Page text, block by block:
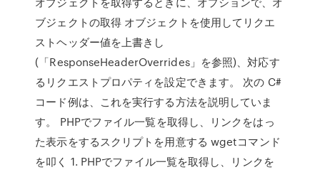
ブジェクトの取得 オブジェクトを使用してリクエ
ストヘッダー値を上書きし
(「ResponseHeaderOverrides」を参照)、対応す
るリクエストプロパティを設定できます。 次の C#
コード例は、これを実行する方法を説明していま
す。 PHPでファイル一覧を取得し、リンクをはっ
た表示をするスクリプトを用意する wgetコマンド
を叩く 1. PHPでファイル一覧を取得し、リンクを